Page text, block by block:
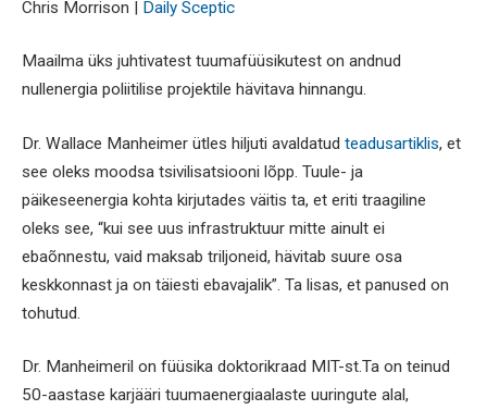
Chris Morrison | Daily Sceptic
Maailma üks juhtivatest tuumafüüsikutest on andnud
nullenergia poliitilise projektile hävitava hinnangu.
Dr. Wallace Manheimer ütles hiljuti avaldatud teadusartiklis, et
see oleks moodsa tsivilisatsiooni lõpp. Tuule- ja
päikeseenergia kohta kirjutades väitis ta, et eriti traagiline
oleks see, “kui see uus infrastruktuur mitte ainult ei
ebaõnnestu, vaid maksab triljoneid, hävitab suure osa
keskkonnast ja on täiesti ebavajalik”. Ta lisas, et panused on
tohutud.
Dr. Manheimeril on füüsika doktorikraad MIT-st.Ta on teinud
50-aastase karjääri tuumaenergiaalaste uuringute alal,